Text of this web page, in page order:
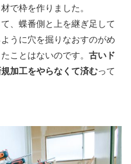
で枠を作りました。
、蝶番側と上を継ぎ足して
うに穴を掘りなおすのがめ
ことはないのです。 古いド
加工をやらなくて済むって